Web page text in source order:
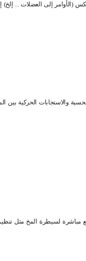
(الأوامر إلى العضلات ... إلخ)
والاستجابات الحركية بين
مباشرة لسيطرة المخ مثل